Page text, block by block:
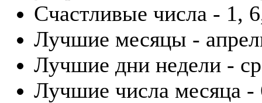
Счастливые числа - 1,
Лучшие месяцы -
Лучшие дни недели -
Лучшие числа месяца -